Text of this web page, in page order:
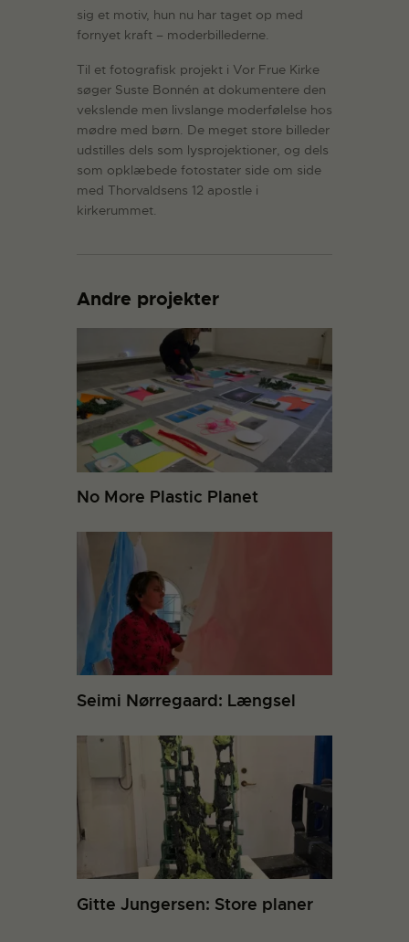
sig et motiv, hun nu har taget op med
fornyet kraft – moderbillederne.
Til et fotografisk projekt i Vor Frue Kirke
søger Suste Bonnén at dokumentere den
vekslende men livslange moderfølelse hos
mødre med børn. De meget store billeder
udstilles dels som lysprojektioner, og dels
som opklæbede fotostater side om side
med Thorvaldsens 12 apostle i
kirkerummet.
Andre projekter
No More Plastic Planet
Seimi Nørregaard: Længsel
Gitte Jungersen: Store planer